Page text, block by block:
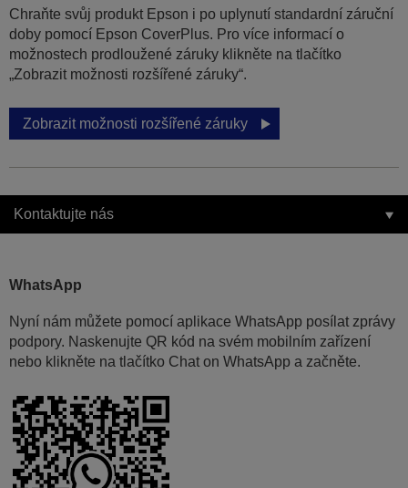
Chraňte svůj produkt Epson i po uplynutí standardní záruční
doby pomocí Epson CoverPlus. Pro více informací o
možnostech prodloužené záruky klikněte na tlačítko
„Zobrazit možnosti rozšířené záruky“.
Zobrazit možnosti rozšířené záruky
Kontaktujte nás
WhatsApp
Nyní nám můžete pomocí aplikace WhatsApp posílat zprávy
podpory. Naskenujte QR kód na svém mobilním zařízení
nebo klikněte na tlačítko Chat on WhatsApp a začněte.